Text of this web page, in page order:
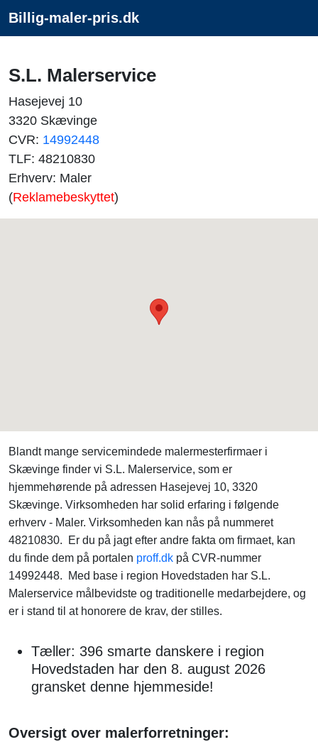
Billig-maler-pris.dk
S.L. Malerservice
Hasejevej 10
3320 Skævinge
CVR: 14992448
TLF: 48210830
Erhverv: Maler
(Reklamebeskyttet)
Blandt mange servicemindede malermesterfirmaer i
Skævinge finder vi S.L. Malerservice, som er
hjemmehørende på adressen Hasejevej 10, 3320
Skævinge. Virksomheden har solid erfaring i følgende
erhverv - Maler. Virksomheden kan nås på nummeret
48210830. Er du på jagt efter andre fakta om firmaet, kan
du finde dem på portalen proff.dk på CVR-nummer
14992448. Med base i region Hovedstaden har S.L.
Malerservice målbevidste og traditionelle medarbejdere, og
er i stand til at honorere de krav, der stilles.
Tæller: 396 smarte danskere i region
Hovedstaden har den 8. august 2026
gransket denne hjemmeside!
Oversigt over malerforretninger: